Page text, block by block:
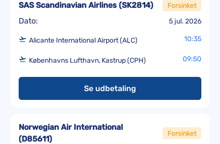
Dato: 5 jul. 2026
SAS Scandinavian Airlines (SK2814) Forsinket
Alicante International Airport (ALC) 10:35
Københavns Lufthavn, Kastrup (CPH) 09:50
Se udbetaling
Norwegian Air International
(D85611)
Forsinket